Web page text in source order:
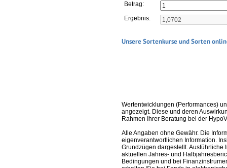
Betrag:
Ergebnis:
Unsere Sortenkurse und Sorten
Wertentwicklungen (Performances)
angezeigt. Diese und deren
Rahmen Ihrer Beratung bei der
Alle Angaben ohne Gewähr. Die
eigenverantwortlichen Information.
Grundzügen dargestellt.
aktuellen Jahres- und
Bedingungen und bei